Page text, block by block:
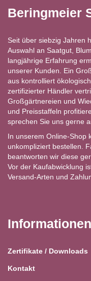
Beringmeier
Seit über siebzig Jahren
Auswahl an Saatgut,
langjährige Erfahrung
unserer Kunden. Ein
aus kontrolliert
zertifizierter Händler
Großgärtnereien und
und Preisstaffeln
sprechen Sie uns gerne
In unserem Online-Shop
unkompliziert bestellen.
beantworten wir diese
Vor der Kaufabwicklung
Versand-Arten und
Informationen
Zertifikate / Downloads
Kontakt